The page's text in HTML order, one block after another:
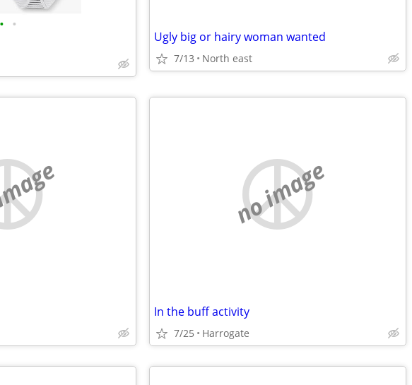
• •
Ugly big or hairy woman wanted
7/13 North east
no image
In the buff activity
7/25 Harrogate